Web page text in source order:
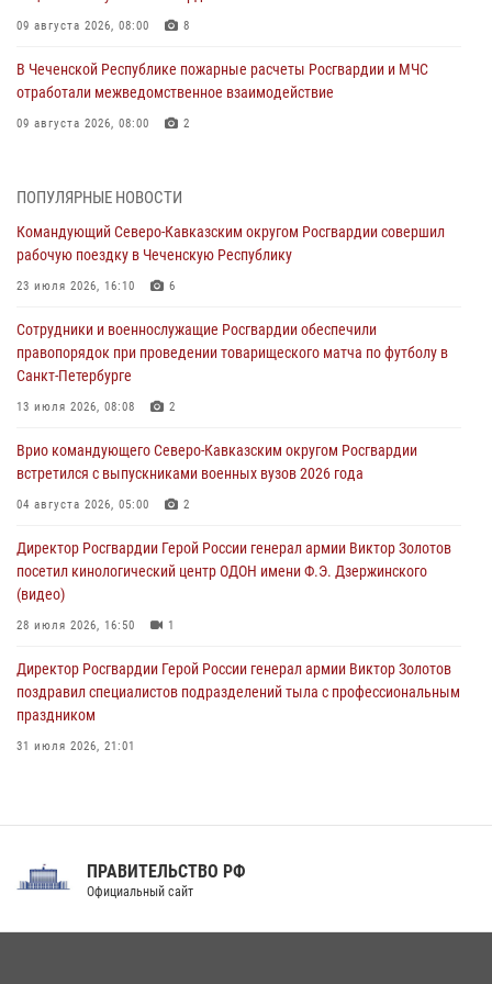
09 августа 2026, 08:00 8
В Чеченской Республике пожарные расчеты Росгвардии и МЧС
отработали межведомственное взаимодействие
09 августа 2026, 08:00 2
определили на Кубани
В Ульяновске росгвардейцы присоединились к донорской акции
(видео)
В регионах Урала бойцам Росгвардии в зону СВО передали свежие
тиражи газет
09 августа 2026, 05:00
Росгвардейцы провели занятие по стрелковой подготовке для
воспитанников Центра детского, юношеского туризма и
краеведения Луганской Народной Республики
ПОПУЛЯРНЫЕ НОВОСТИ
Командующий Северо-Кавказским округом Росгвардии совершил
рабочую поездку в Чеченскую Республику
23 июля 2026, 16:10 6
Сотрудники и военнослужащие Росгвардии обеспечили
правопорядок при проведении товарищеского матча по футболу в
Санкт-Петербурге
13 июля 2026, 08:08 2
Врио командующего Северо-Кавказским округом Росгвардии
встретился с выпускниками военных вузов 2026 года
04 августа 2026, 05:00 2
Директор Росгвардии Герой России генерал армии Виктор Золотов
посетил кинологический центр ОДОН имени Ф.Э. Дзержинского
(видео)
28 июля 2026, 16:50 1
Директор Росгвардии Герой России генерал армии Виктор Золотов
поздравил специалистов подразделений тыла с профессиональным
праздником
31 июля 2026, 21:01
Праздник «Один день с Росгвардией» к 105-летию Центрального
ПРАВИТЕЛЬСТВО РФ
Официальный сайт